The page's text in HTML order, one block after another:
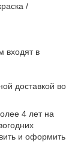
/
входят в
доставкой во
4 лет на
и оформить